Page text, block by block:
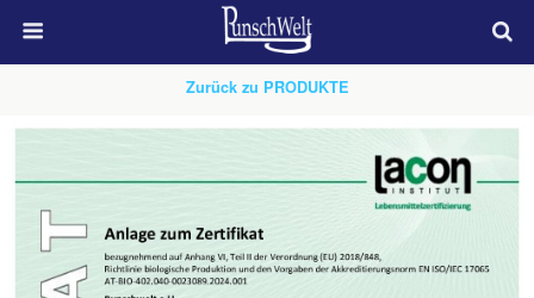
Zurück zu PRODUKTE